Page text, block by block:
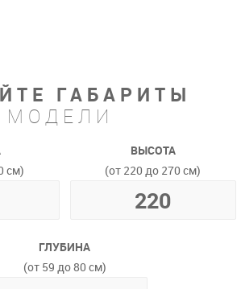
ГАБАРИТЫ
МОДЕЛИ
см)
ВЫСОТА
(от 220 до 270 см)
ГЛУБИНА
(от 59 до 80 см)